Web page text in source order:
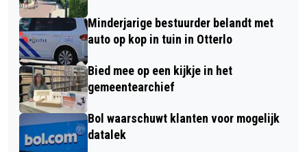
Minderjarige bestuurder belandt met
auto op kop in tuin in Otterlo
Bied mee op een kijkje in het
gemeentearchief
Bol waarschuwt klanten voor mogelijk
datalek